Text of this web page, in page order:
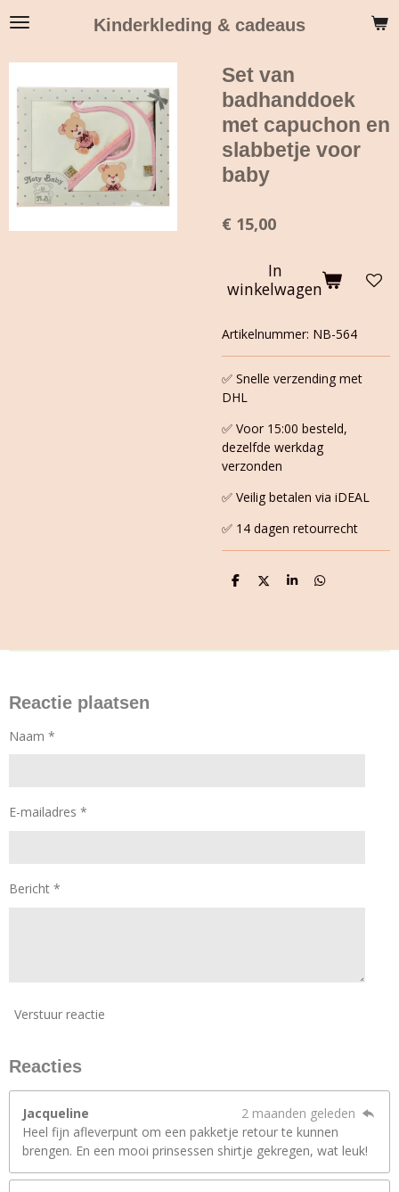
Ga
hoofdinhoud
Kinderkleding & cadeaus
Set van
badhanddoek
met capuchon en
slabbetje voor
baby
€ 15,00
In
winkelwagen
Artikelnummer: NB-564
✅ Snelle verzending met
DHL
✅ Voor 15:00 besteld,
dezelfde werkdag
verzonden
✅ Veilig betalen via iDEAL
✅ 14 dagen retourrecht
D
D
S
D
Reactie plaatsen
Naam *
E-mailadres *
Bericht *
Verstuur reactie
Reacties
Jacqueline
2 maanden geleden
Heel fijn afleverpunt om een pakketje retour te kunnen
brengen. En een mooi prinsessen shirtje gekregen, wat leuk!